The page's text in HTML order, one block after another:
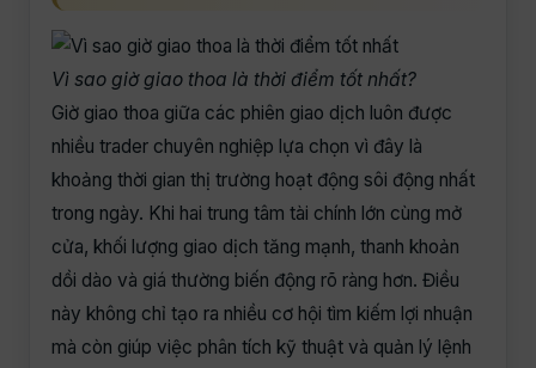
Vì sao giờ giao thoa là thời điểm tốt nhất?
Giờ giao thoa giữa các phiên giao dịch luôn được
nhiều trader chuyên nghiệp lựa chọn vì đây là
khoảng thời gian thị trường hoạt động sôi động nhất
trong ngày. Khi hai trung tâm tài chính lớn cùng mở
cửa, khối lượng giao dịch tăng mạnh, thanh khoản
dồi dào và giá thường biến động rõ ràng hơn. Điều
này không chỉ tạo ra nhiều cơ hội tìm kiếm lợi nhuận
mà còn giúp việc phân tích kỹ thuật và quản lý lệnh